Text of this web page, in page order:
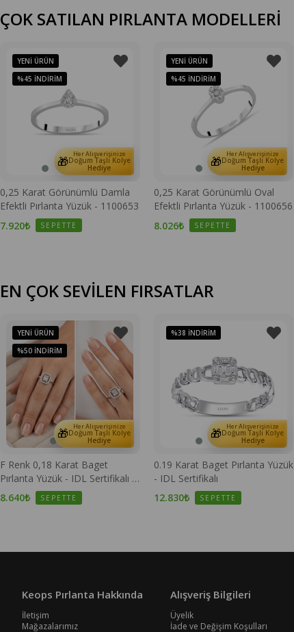
ÇOK SATILAN PIRLANTA MODELLERİ
🎁 Her Alışverişinize
Doğum Taşlı Kolye
Hediye
0,25 Karat Görünümlü Damla
Efektli Pırlanta Yüzük - 1100653
7.920₺
SEPETTE
YENI ÜRÜN
%45 İNDIRIM
🎁 Her Alışverişinize
Doğum Taşlı Kolye
Hediye
0,25 Karat Görünümlü Oval
Efektli Pırlanta Yüzük - 1100656
8.026₺
SEPETTE
YENI ÜRÜN
%45 İNDIRIM
EN ÇOK SEVİLEN FIRSATLAR
🎁 Her Alışverişinize
Doğum Taşlı Kolye
Hediye
F Renk 0,18 Karat Baget
Pırlanta Yüzük - IDL Sertifikalı -
1100670
8.640₺ SEPETTE
YENI ÜRÜN
%50 İNDIRIM
🎁 Her Alışverişinize
Doğum Taşlı Kolye
Hediye
0.19 Karat Baget Pırlanta Yüzük
- IDL Sertifikalı
12.830₺
SEPETTE
%38 İNDIRIM
Keops Pırlanta Hakkında
İletişim
Mağazalarımız
Alışveriş Bilgileri
Üyelik
İade ve Değişim Koşulları